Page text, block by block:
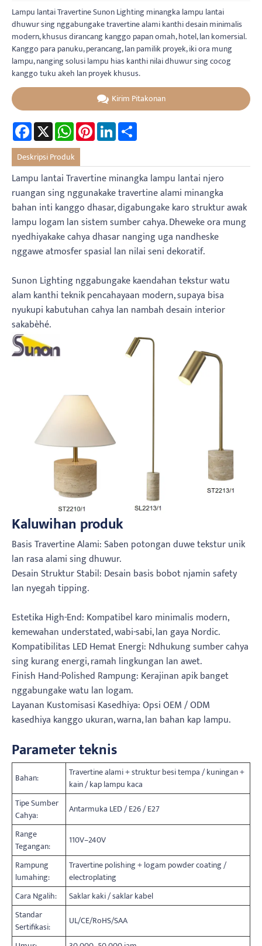
Lampu lantai Travertine Sunon Lighting minangka lampu lantai
dhuwur sing nggabungake travertine alami kanthi desain minimalis
modern, khusus dirancang kanggo papan omah, hotel, lan komersial.
Kanggo para panuku, perancang, lan pamilik proyek, iki ora mung
lampu, nanging solusi lampu hias kanthi nilai dhuwur sing cocog
kanggo tuku akeh lan proyek khusus.
Kirim Pitakonan
Facebook
X WhatsAppPinterestLinkedIn
Deskripsi Produk
Lampu lantai Travertine minangka lampu lantai njero
ruangan sing nggunakake travertine alami minangka
bahan inti kanggo dhasar, digabungake karo struktur awak
lampu logam lan sistem sumber cahya. Dheweke ora mung
nyedhiyakake cahya dhasar nanging uga nandheske
nggawe atmosfer spasial lan nilai seni dekoratif.
Sunon Lighting nggabungake kaendahan tekstur watu
alam kanthi teknik pencahayaan modern, supaya bisa
nyukupi kabutuhan cahya lan nambah desain interior
sakabèhé.
Kaluwihan produk
Basis Travertine Alami: Saben potongan duwe tekstur unik
lan rasa alami sing dhuwur.
Desain Struktur Stabil: Desain basis bobot njamin safety
lan nyegah tipping.
Estetika High-End: Kompatibel karo minimalis modern,
kemewahan understated, wabi-sabi, lan gaya Nordic.
Kompatibilitas LED Hemat Energi: Ndhukung sumber cahya
sing kurang energi, ramah lingkungan lan awet.
Finish Hand-Polished Rampung: Kerajinan apik banget
nggabungake watu lan logam.
Layanan Kustomisasi Kasedhiya: Opsi OEM / ODM
kasedhiya kanggo ukuran, warna, lan bahan kap lampu.
Parameter teknis
Bahan:
Travertine alami + struktur besi tempa / kuningan +
kain / kap lampu kaca
Tipe Sumber
Cahya:
Antarmuka LED / E26 / E27
Range
Tegangan:
110V–240V
Rampung
lumahing:
Travertine polishing + logam powder coating /
electroplating
Cara Ngalih:
Saklar kaki / saklar kabel
Standar
Sertifikasi:
UL/CE/RoHS/SAA